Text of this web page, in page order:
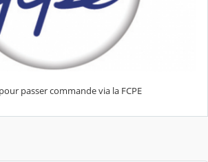
passer commande via la FCPE